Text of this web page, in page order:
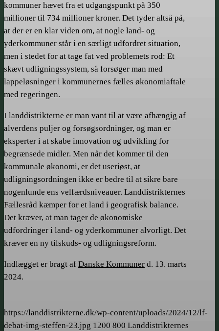
kommuner hævet fra et udgangspunkt på 350
millioner til 734 millioner kroner. Det tyder altså på,
at der er en klar viden om, at nogle land- og
yderkommuner står i en særligt udfordret situation,
men i stedet for at tage fat ved problemets rod: Et
skævt udligningssystem, så forsøger man med
lappeløsninger i kommunernes fælles økonomiaftale
med regeringen.
I landdistrikterne er man vant til at være afhængig af
alverdens puljer og forsøgsordninger, og man er
eksperter i at skabe innovation og udvikling for
begrænsede midler. Men når det kommer til den
kommunale økonomi, er det useriøst, at
udligningsordningen ikke er bedre til at sikre bare
nogenlunde ens velfærdsniveauer. Landdistrikternes
Fællesråd kæmper for et land i geografisk balance.
Det kræver, at man tager de økonomiske
udfordringer i land- og yderkommuner alvorligt. Det
kræver en ny tilskuds- og udligningsreform.
Indlægget er bragt af Danske Kommuner d. 13. marts
2024.
https://landdistrikterne.dk/wp-content/uploads/2024/12/lf-
debat-img-steffen-23.jpg 1200 800 Landdistrikternes